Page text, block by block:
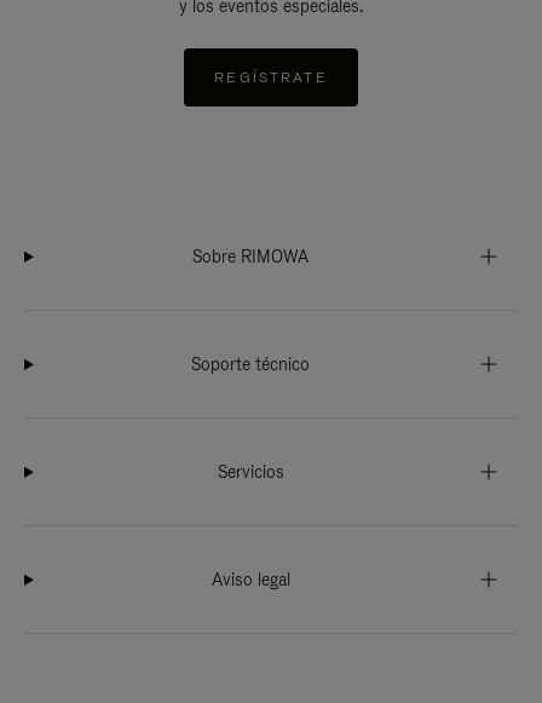
y los eventos especiales.
REGÍSTRATE
Sobre RIMOWA
Soporte técnico
Servicios
Aviso legal